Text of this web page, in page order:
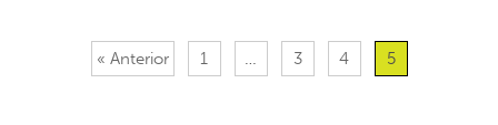
« Anterior 1 3 4 5